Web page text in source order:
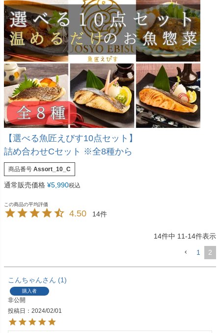
【選べる魚匠えびす10点セット】
詰め合わせCセット ※全8種から
商品番号 Assort_10_C
通常販売価格 ¥5,990税込
4.50 14
14件中 11-14件表示
1 2
こんちゃん 1
購入者
非公開
投稿日
2024/02/01